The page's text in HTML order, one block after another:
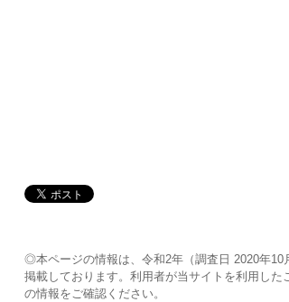
◎本ページの情報は、令和2年（調査日 2020年10
掲載しております。利用者が当サイトを利用し
の情報をご確認ください。